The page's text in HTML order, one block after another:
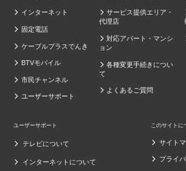
インターネット
固定電話
ケーブルプラスでんき
BTVモバイル
市民チャンネル
ユーザーサポート
サービス提供エリア・
代理店
対応アパート・マンシ
ョン
各種変更手続きについ
て
よくあるご質問
ユーザーサポート
テレビについて
インターネットについて
このサイトに
サイト
プライ